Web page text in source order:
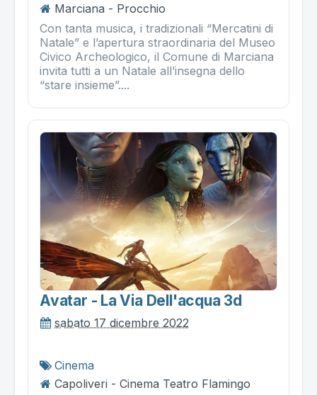
Marciana - Procchio
Con tanta musica, i tradizionali “Mercatini di
Natale” e l’apertura straordinaria del Museo
Civico Archeologico, il Comune di Marciana
invita tutti a un Natale all’insegna dello
“stare insieme”....
Avatar - La Via Dell'acqua 3d
sabato 17 dicembre 2022
Cinema
Capoliveri - Cinema Teatro Flamingo